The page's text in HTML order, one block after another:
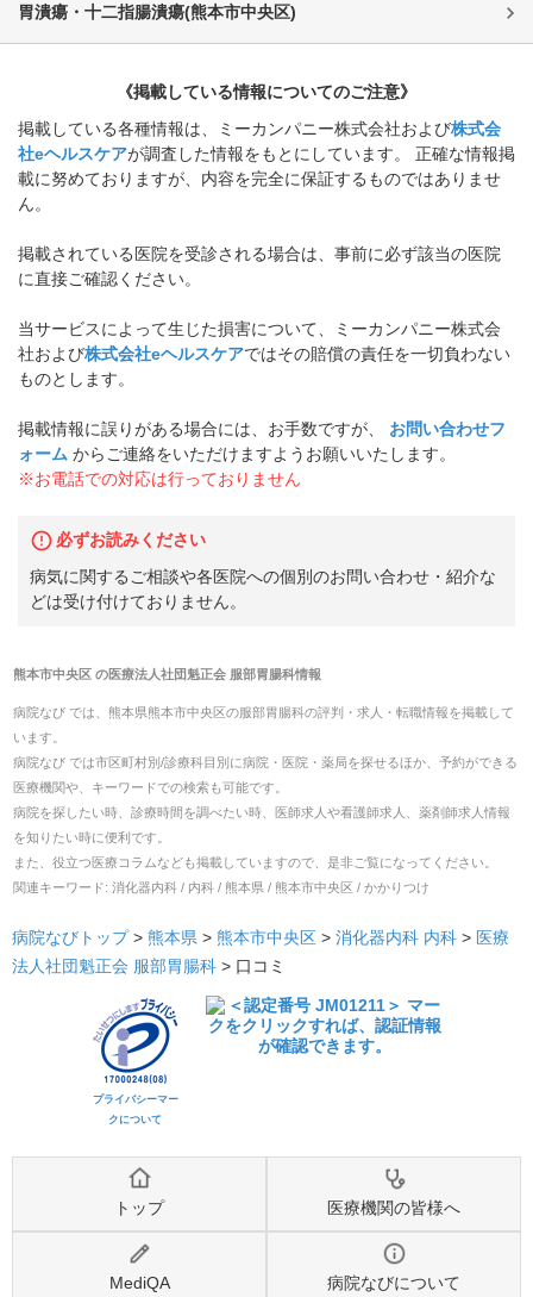
胃潰瘍・十二指腸潰瘍(熊本市中央区)
《掲載している情報についてのご注意》
掲載している各種情報は、ミーカンパニー株式会社および株式会
社eヘルスケアが調査した情報をもとにしています。 正確な情報掲
載に努めておりますが、内容を完全に保証するものではありませ
ん。
掲載されている医院を受診される場合は、事前に必ず該当の医院
に直接ご確認ください。
当サービスによって生じた損害について、ミーカンパニー株式会
社および株式会社eヘルスケアではその賠償の責任を一切負わない
ものとします。
掲載情報に誤りがある場合には、お手数ですが、
お問い合わせフ
ォーム からご連絡をいただけますようお願いいたします。
※お電話での対応は行っておりません
必ずお読みください
病気に関するご相談や各医院への個別のお問い合わせ・紹介な
どは受け付けておりません。
熊本市中央区の医療法人社団魁正会 服部胃腸科情報
病院なび では、 熊本県熊本市中央区の服部胃腸科の評判・求人・転職情報を掲載して
います。
病院なび では市区町村別/診療科目別に病院・医院・薬局を探せるほか、予約ができる
医療機関や、キーワードでの検索も可能です。
病院を探したい時、診療時間を調べたい時、医師求人や看護師求人、薬剤師求人情報
を知りたい時に便利です。
また、役立つ医療コラムなども掲載していますので、是非ご覧になってください。
関連キーワード: 消化器内科 / 内科 / 熊本県 / 熊本市中央区 / かかりつけ
病院なびトップ > 熊本県 > 熊本市中央区 > 消化器内科 内科 > 医療
法人社団魁正会 服部胃腸科 > 口コミ
プライバシーマー
クについて
トップ 医療機関の皆様へ
MediQA 病院なびについて